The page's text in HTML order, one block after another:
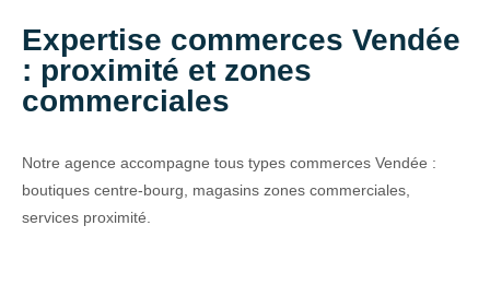
Expertise commerces Vendée
: proximité et zones
commerciales
Notre agence accompagne tous types commerces Vendée :
boutiques centre-bourg, magasins zones commerciales,
services proximité.